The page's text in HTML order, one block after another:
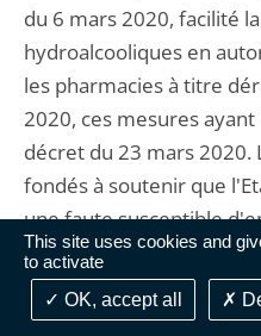
This site uses cookies and
to activate
OK, accept all
du 6 mars 2020, facilité
hydroalcooliques en
les pharmacies à titre
2020, ces mesures
décret du 23 mars 2020.
fondés à soutenir que
une faute susceptible
S'agissant de la stratégie